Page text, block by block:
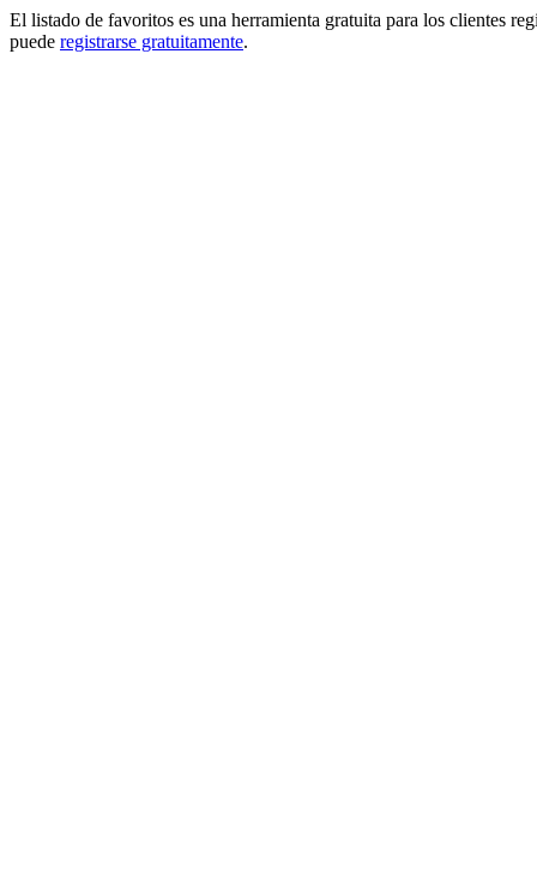
El listado de favoritos es una herramienta gratuita para los clientes
puede registrarse gratuitamente.